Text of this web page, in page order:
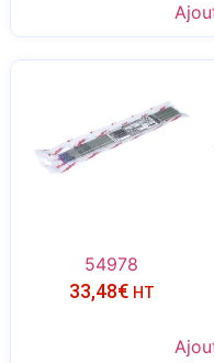
54978
33,48€ HT